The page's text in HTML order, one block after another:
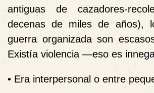
antiguas de cazadores-
decenas de miles de años),
guerra organizada son
Existía violencia —eso es
• Era interpersonal o entre